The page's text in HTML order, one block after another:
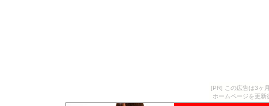
[PR] この広告は3ヶ
ホームページを更